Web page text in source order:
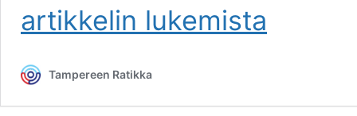
artikkelin
Nysse
tiedottaa:
ranneke
toukokuussa
lukemista
Tampereen Ratikka